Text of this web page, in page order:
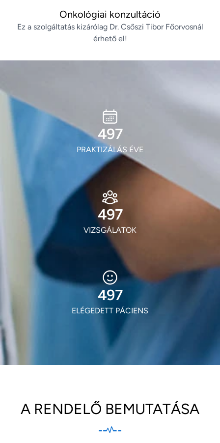
Onkológiai konzultáció
Ez a szolgáltatás kizárólag Dr. Csőszi Tibor Főorvosnál
érhető el!
603
PRAKTIZÁLÁS ÉVE
603
VIZSGÁLATOK
603
ELÉGEDETT PÁCIENS
A RENDELŐ BEMUTATÁSA